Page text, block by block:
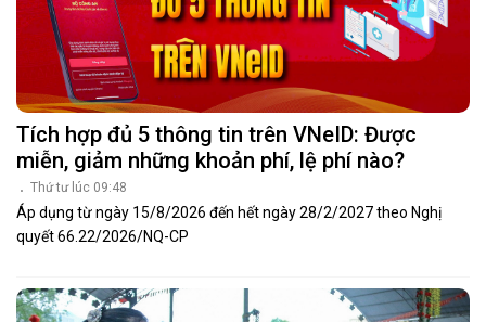
Tích hợp đủ 5 thông tin trên VNeID: Được
miễn, giảm những khoản phí, lệ phí nào?
Thứ tư lúc 09:48
Áp dụng từ ngày 15/8/2026 đến hết ngày 28/2/2027 theo Nghị
quyết 66.22/2026/NQ-CP